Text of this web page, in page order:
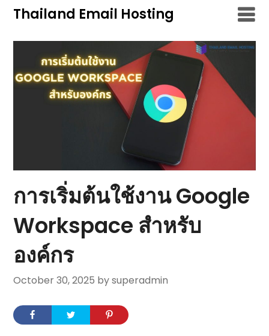
Skip
content
Thailand Email Hosting
การเริ่มต้นใช้งาน Google
Workspace สำหรับ
องค์กร
October 30, 2025 by superadmin